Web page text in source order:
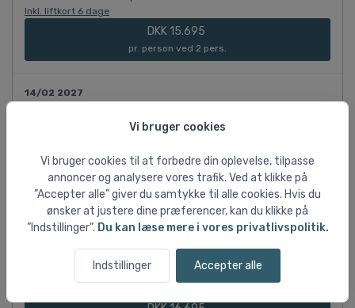
Vi bruger cookies
Vi bruger cookies til at forbedre din oplevelse, tilpasse
annoncer og analysere vores trafik. Ved at klikke på
”Accepter alle” giver du samtykke til alle cookies. Hvis du
ønsker at justere dine præferencer, kan du klikke på
”Indstillinger”. Du kan læse mere i vores privatlivspolitik.
Indstillinger Accepter alle
Inkl. liftkort 6 dage
DKK 15.695
pr. person ved 2 pers.
14/02 2027
Fly fra København Kastrup
Superior værelse til 2-3 personer. Halvpension
DKK 16.695
pr. person ved 2 pers.
14/02 2027
Fly fra København Kastrup
Superior værelse til 2-3 personer. Halvpension